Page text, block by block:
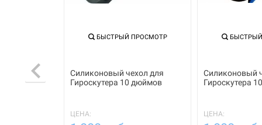
БЫСТРЫЙ ПРОСМОТР
Силиконовый чехол для
Гироскутера 10 дюймов
ЦЕНА:
Силиконовый
Гироскутера
ЦЕНА: